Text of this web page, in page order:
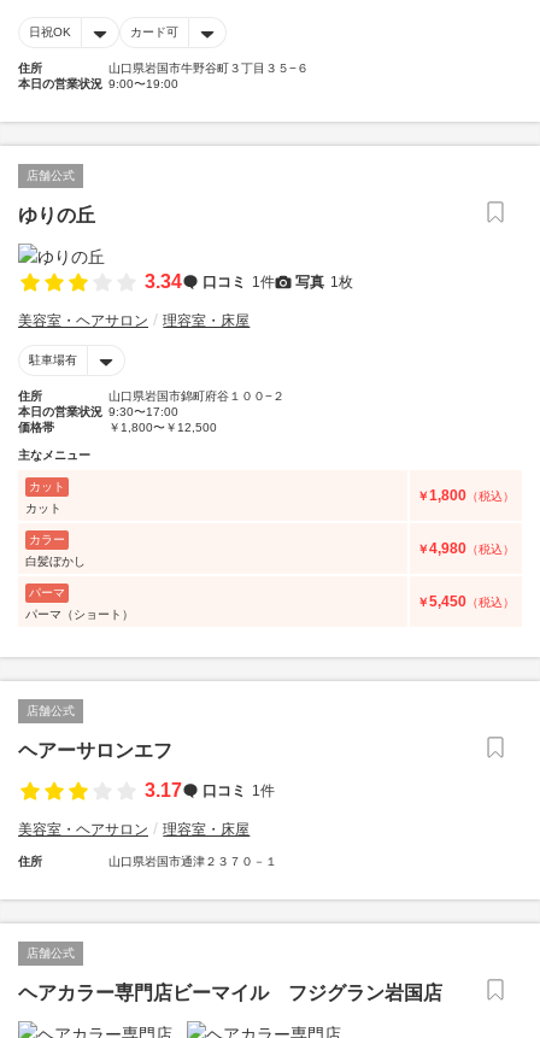
日祝OK カード可
住所
山口県岩国市牛野谷町３丁目３５−６
本日の営業状況 9:00〜19:00
店舗公式
ゆりの丘
3.34 口コミ 1件 写真 1枚
美容室・ヘアサロン 理容室・床屋
駐車場有
住所
山口県岩国市錦町府谷１００−２
本日の営業状況 9:30〜17:00
価格帯
￥1,800〜￥12,500
主なメニュー
カット
カット
￥1,800 （税込）
カラー
白髪ぼかし
￥4,980 （税込）
パーマ
パーマ（ショート）
￥5,450 （税込）
店舗公式
ヘアーサロンエフ
3.17
口コミ 1件
美容室・ヘアサロン 理容室・床屋
住所 山口県岩国市通津２３７０－１
店舗公式
ヘアカラー専門店ビーマイル フジグラン岩国店